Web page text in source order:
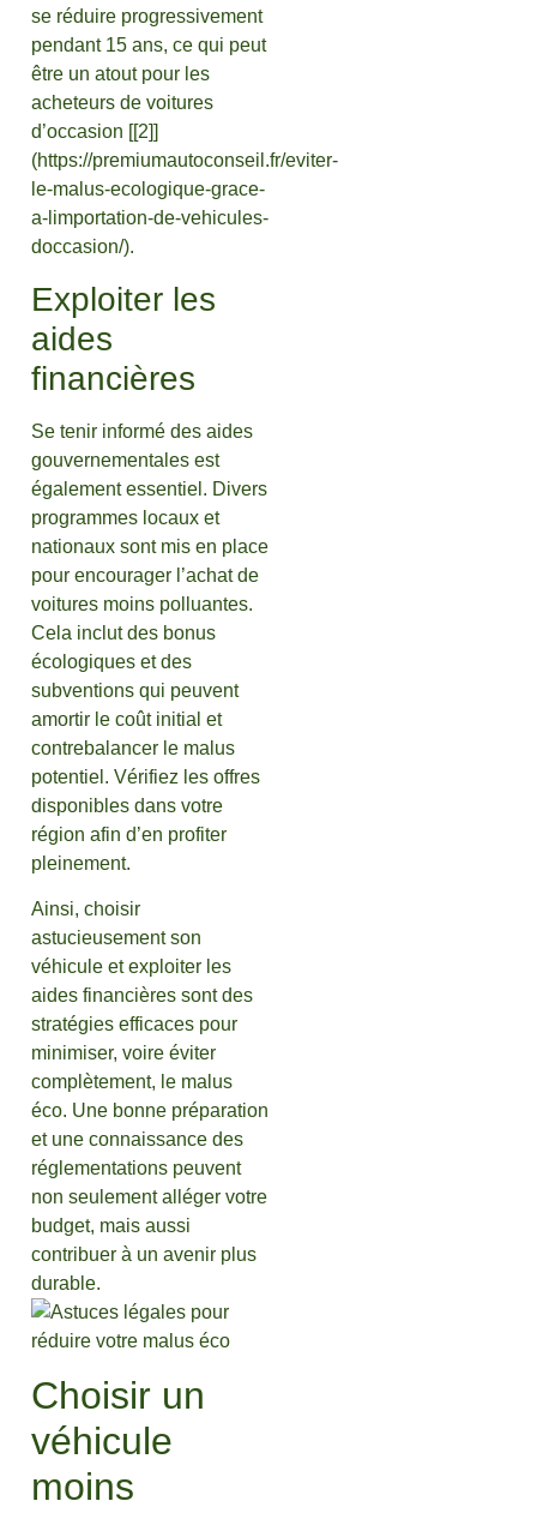
se réduire progressivement
pendant 15 ans, ce qui peut
être un atout pour les
acheteurs de voitures
d’occasion [[2]]
(https://premiumautoconseil.fr/eviter-
le-malus-ecologique-grace-
a-limportation-de-vehicules-
doccasion/).
Exploiter les
aides
financières
Se tenir informé des aides
gouvernementales est
également essentiel. Divers
programmes locaux et
nationaux sont mis en place
pour encourager l’achat de
voitures moins polluantes.
Cela inclut des bonus
écologiques et des
subventions qui peuvent
amortir le coût initial et
contrebalancer le malus
potentiel. Vérifiez les offres
disponibles dans votre
région afin d’en profiter
pleinement.
Ainsi, choisir
astucieusement son
véhicule et exploiter les
aides financières sont des
stratégies efficaces pour
minimiser, voire éviter
complètement, le malus
éco. Une bonne préparation
et une connaissance des
réglementations peuvent
non seulement alléger votre
budget, mais aussi
contribuer à un avenir plus
durable.
Choisir un
véhicule
moins